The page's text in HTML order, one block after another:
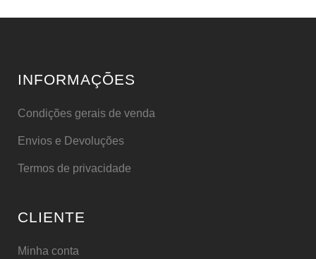
INFORMAÇÕES
Condições gerais de venda
Envios e Devoluções
Termos de privacidade
CLIENTE
Minha conta